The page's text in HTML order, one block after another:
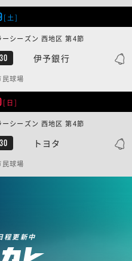
[土]
伊予銀行
ーズン 西地区 第4節
民球場
[日]
トヨタ
ーズン 西地区 第4節
民球場
程更新中